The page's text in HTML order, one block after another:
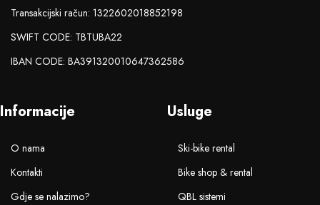
Transakcijski račun: 1322602018852198
SWIFT CODE: TBTUBA22
IBAN CODE: BA391320010647362586
Informacije
O nama
Kontakti
Gdje se nalazimo?
Usluge
Ski-bike rental
Bike shop & rental
QBL sistemi